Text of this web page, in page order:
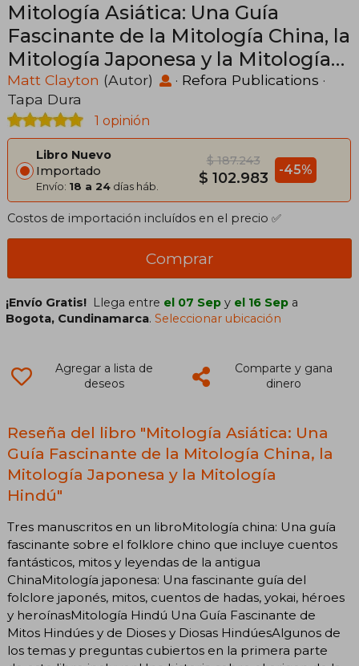
Mitología Asiática: Una Guía
Fascinante de la Mitología China, la
Mitología Japonesa y la Mitología
Hindú
Matt Clayton (Autor) · Refora Publications ·
Tapa Dura
1 opinión
Libro Nuevo
Importado
Envío: 18 a 24 días háb.
$ 187.243
$ 102.983 -45%
Costos de importación incluídos en el precio ✅
Comprar
¡Envío Gratis! Llega entre el 07 Sep y el 16 Sep a
Bogota, Cundinamarca.Seleccionar ubicación
Agregar a lista de
deseos
Comparte y gana
dinero
Reseña del libro "Mitología Asiática: Una
Guía Fascinante de la Mitología China, la
Mitología Japonesa y la Mitología
Hindú"
Tres manuscritos en un libroMitología china: Una guía
fascinante sobre el folklore chino que incluye cuentos
fantásticos, mitos y leyendas de la antigua
ChinaMitología japonesa: Una fascinante guía del
folclore japonés, mitos, cuentos de hadas, yokai, héroes
y heroínasMitología Hindú Una Guía Fascinante de
Mitos Hindúes y de Dioses y Diosas HindúesAlgunos de
los temas y preguntas cubiertos en la primera parte